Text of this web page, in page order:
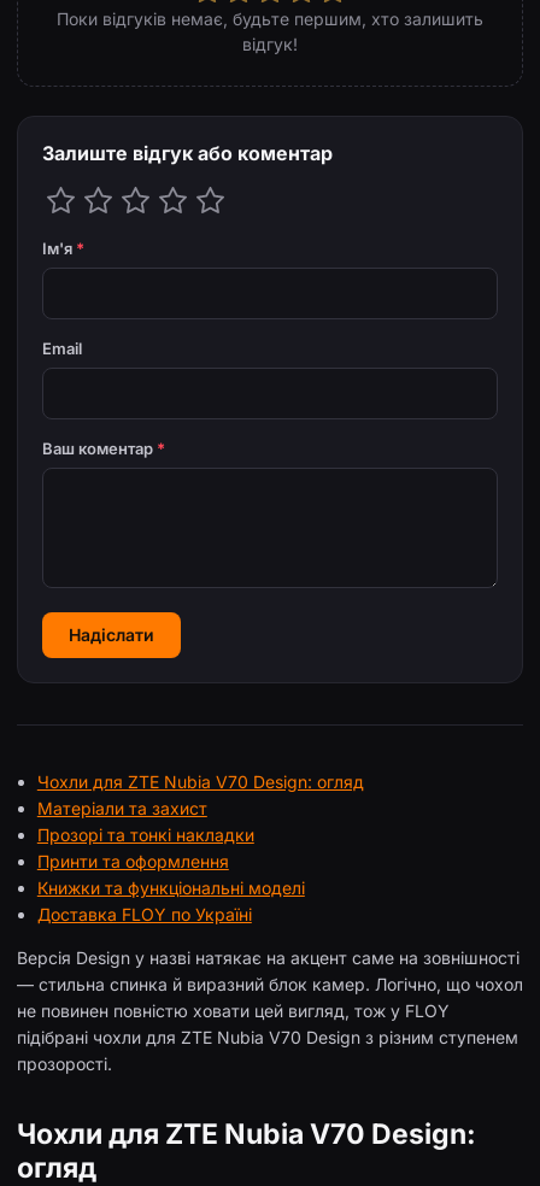
Поки відгуків немає, будьте першим, хто залишить
відгук!
Залиште відгук або коментар
Ім'я *
Email
Ваш коментар *
Надіслати
Чохли для ZTE Nubia V70 Design: огляд
Матеріали та захист
Прозорі та тонкі накладки
Принти та оформлення
Книжки та функціональні моделі
Доставка FLOY по Україні
Версія Design у назві натякає на акцент саме на зовнішності
— стильна спинка й виразний блок камер. Логічно, що чохол
не повинен повністю ховати цей вигляд, тож у FLOY
підібрані чохли для ZTE Nubia V70 Design з різним ступенем
прозорості.
Чохли для ZTE Nubia V70 Design:
огляд